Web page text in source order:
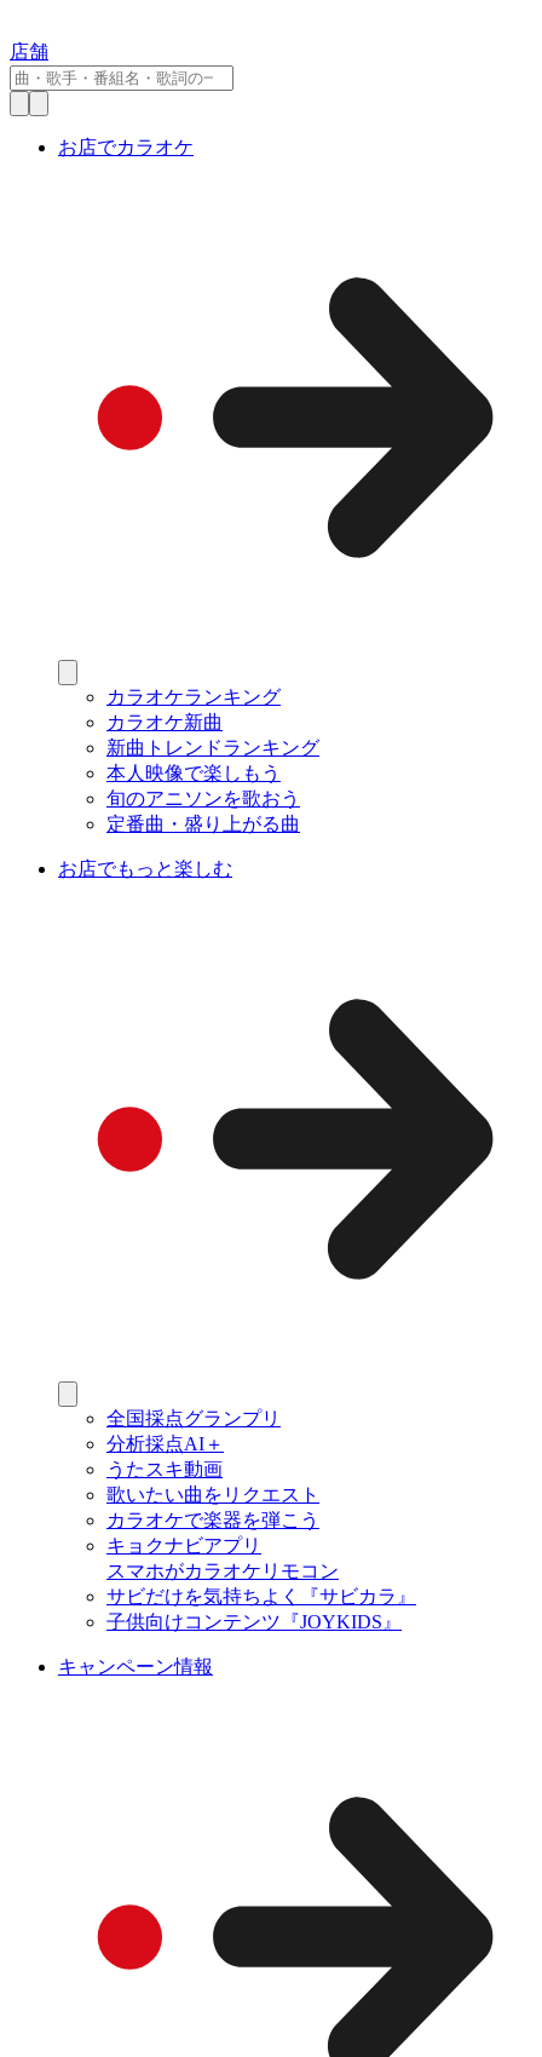
店舗
お店でカラオケ
カラオケランキング
カラオケ新曲
新曲トレンドランキング
本人映像で楽しもう
旬のアニソンを歌おう
定番曲・盛り上がる曲
お店でもっと楽しむ
全国採点グランプリ
分析採点AI＋
うたスキ動画
歌いたい曲をリクエスト
カラオケで楽器を弾こう
キョクナビアプリ
スマホがカラオケリモコン
サビだけを気持ちよく『サビカラ』
子供向けコンテンツ『JOYKIDS』
キャンペーン情報